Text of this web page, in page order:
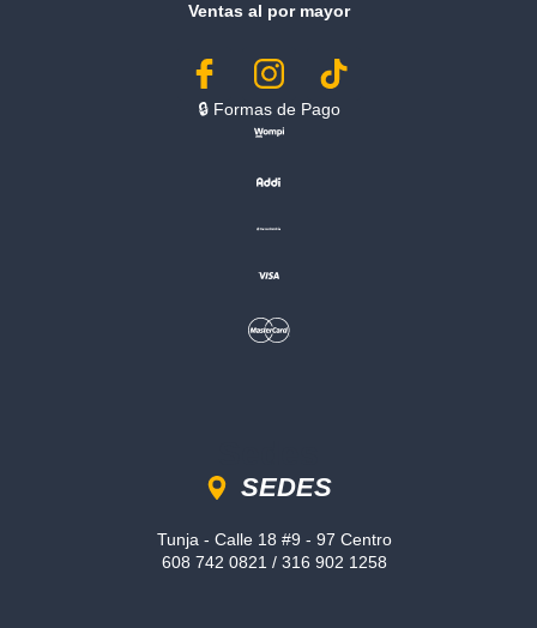
Ventas al por mayor
🔒︎ Formas de Pago
SEDES
Tunja - Calle 18 #9 - 97 Centro
608 742 0821 / 316 902 1258